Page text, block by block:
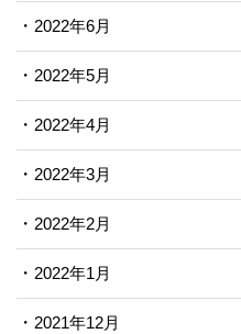
2022年6月
2022年5月
2022年4月
2022年3月
2022年2月
2022年1月
2021年12月